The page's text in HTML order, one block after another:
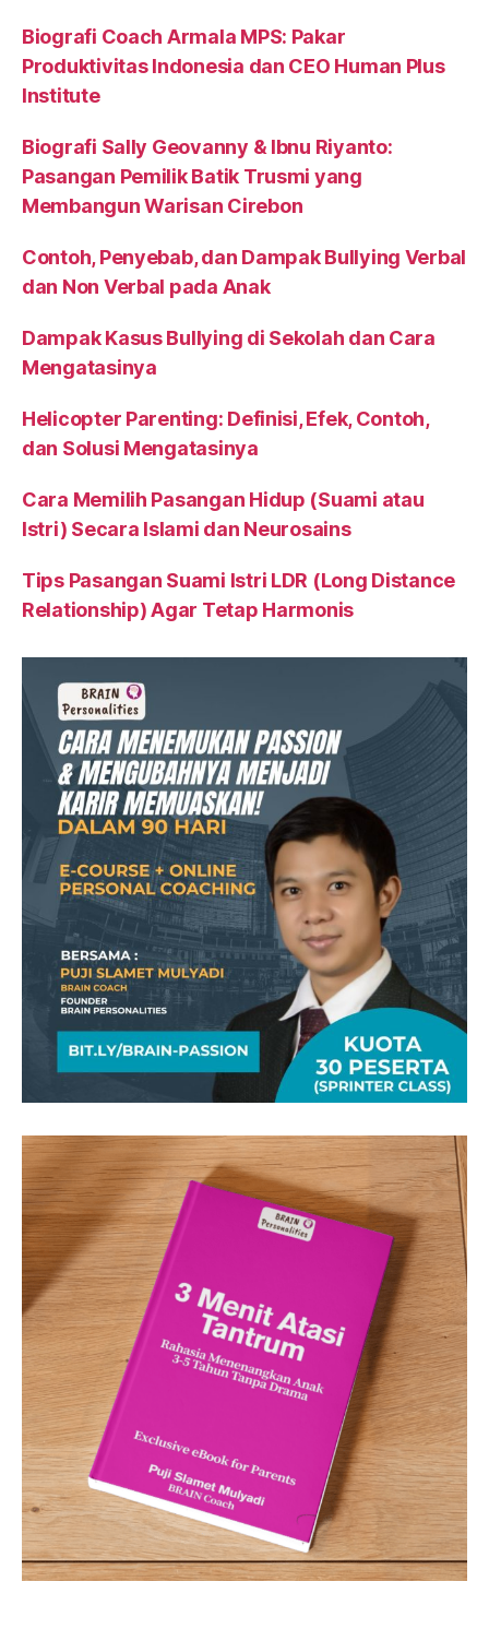
Biografi Coach Armala MPS: Pakar
Produktivitas Indonesia dan CEO Human Plus
Institute
Biografi Sally Geovanny & Ibnu Riyanto:
Pasangan Pemilik Batik Trusmi yang
Membangun Warisan Cirebon
Contoh, Penyebab, dan Dampak Bullying Verbal
dan Non Verbal pada Anak
Dampak Kasus Bullying di Sekolah dan Cara
Mengatasinya
Helicopter Parenting: Definisi, Efek, Contoh,
dan Solusi Mengatasinya
Cara Memilih Pasangan Hidup (Suami atau
Istri) Secara Islami dan Neurosains
Tips Pasangan Suami Istri LDR (Long Distance
Relationship) Agar Tetap Harmonis